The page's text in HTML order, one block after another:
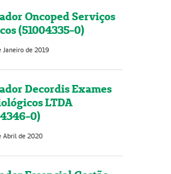
Oncoped Serviços
(51004335-0)
Janeiro de 2019
Decordis Exames
LTDA
0)
Abril de 2020